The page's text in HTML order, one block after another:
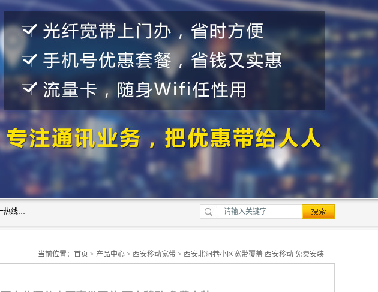
西安新城赛派通讯商行从事西安地区的联通，移动，电信宽带安装，光纤专线安装，宽带办理等业务，全国统一热线：18691811535。西安市新城区赛派通讯商行是一家专业通讯公司，欢迎新老客户来电咨询！
当前位置： 首页 > 产品中心 > 西安移动宽带 > 西安北洞巷小区宽带覆盖 西安移动 免费安装